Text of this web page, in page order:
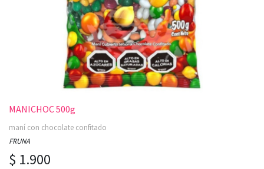
MANICHOC 500g
maní con chocolate confitado
FRUNA
$ 1.900